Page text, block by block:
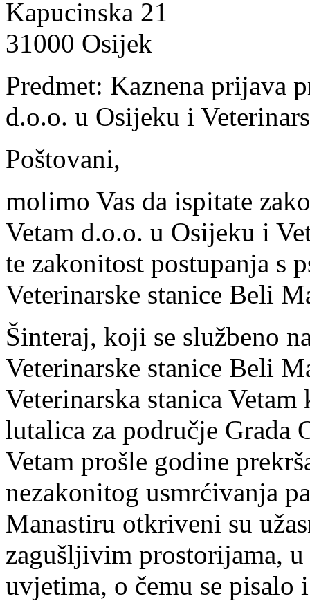
Kapucinska 21
31000 Osijek
Predmet: Kaznena prijava
d.o.o. u Osijeku i
Poštovani,
molimo Vas da ispitate
Vetam d.o.o. u Osijeku i
te zakonitost postupanja s
Veterinarske stanice Beli
Šinteraj, koji se službeno
Veterinarske stanice Beli
Veterinarska stanica
lutalica za područje Grada
Vetam prošle godine
nezakonitog usmrćivanja
Manastiru otkriveni su
zagušljivim prostorijama,
uvjetima, o čemu se pisalo